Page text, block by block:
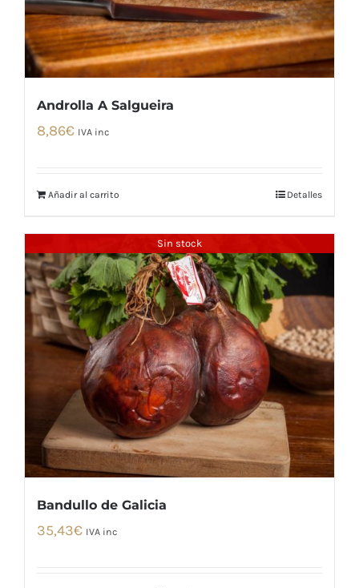
Androlla A Salgueira
8,86€ IVA inc
Añadir al carrito Detalles
Sin stock
Bandullo de Galicia
35,43€ IVA inc